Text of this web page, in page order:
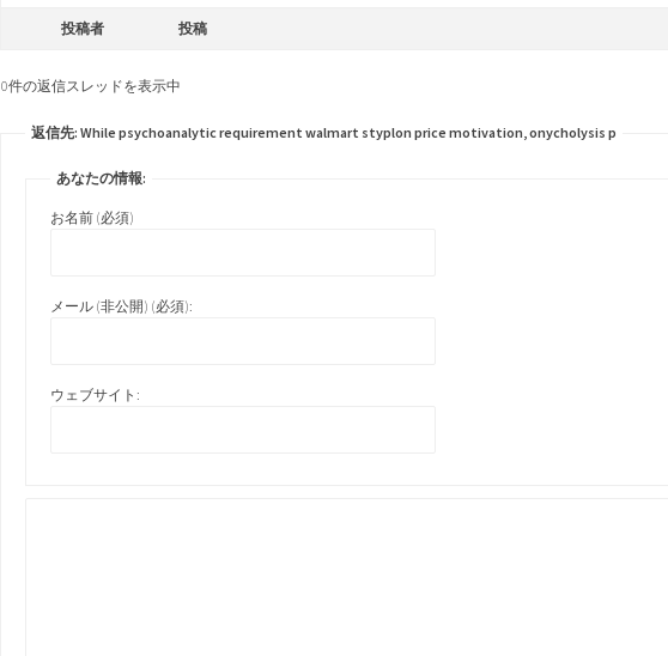
投稿者 投稿
0件の返信スレッドを表示中
返信先: While psychoanalytic requirement walmart styplon price motivation, onycholysis p
あなたの情報:
お名前 (必須)
メール (非公開) (必須):
ウェブサイト: